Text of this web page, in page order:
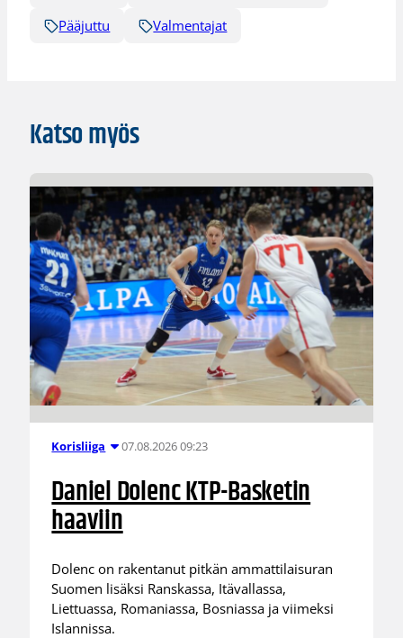
Pääjuttu Valmentajat
Katso myös
Korisliiga 07.08.2026 09:23
Daniel Dolenc KTP-Basketin
haaviin
Dolenc on rakentanut pitkän ammattilaisuran
Suomen lisäksi Ranskassa, Itävallassa,
Liettuassa, Romaniassa, Bosniassa ja viimeksi
Islannissa.